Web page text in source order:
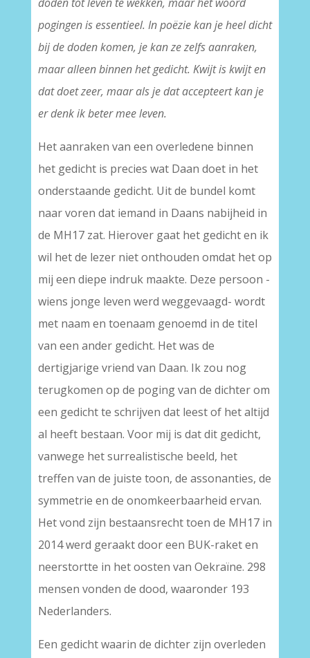
pogingen is essentieel. In poëzie kan je heel dicht
bij de doden komen, je kan ze zelfs aanraken,
maar alleen binnen het gedicht. Kwijt is kwijt en
dat doet zeer, maar als je dat accepteert kan je
er denk ik beter mee leven.
Het aanraken van een overledene binnen
het gedicht is precies wat Daan doet in het
onderstaande gedicht. Uit de bundel komt
naar voren dat iemand in Daans nabijheid in
de MH17 zat. Hierover gaat het gedicht en ik
wil het de lezer niet onthouden omdat het op
mij een diepe indruk maakte. Deze persoon -
wiens jonge leven werd weggevaagd- wordt
met naam en toenaam genoemd in de titel
van een ander gedicht. Het was de
dertigjarige vriend van Daan. Ik zou nog
terugkomen op de poging van de dichter om
een gedicht te schrijven dat leest of het altijd
al heeft bestaan. Voor mij is dat dit gedicht,
vanwege het surrealistische beeld, het
treffen van de juiste toon, de assonanties, de
symmetrie en de onomkeerbaarheid ervan.
Het vond zijn bestaansrecht toen de MH17 in
2014 werd geraakt door een BUK-raket en
neerstortte in het oosten van Oekraïne. 298
mensen vonden de dood, waaronder 193
Nederlanders.
Een gedicht waarin de dichter zijn overleden